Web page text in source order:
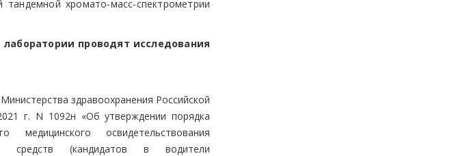
хромато-масс-спектрометрии
проводят исследования
здравоохранения Российской
г. N 1092н «Об утверждении порядка
медицинского освидетельствования
средств (кандидатов в водители